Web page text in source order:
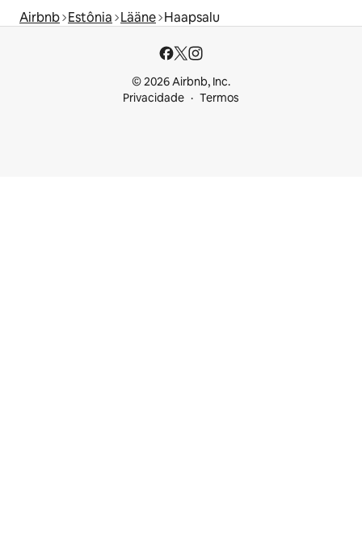
Airbnb Estônia Lääne Haapsalu
© 2026 Airbnb, Inc.
Privacidade
Termos